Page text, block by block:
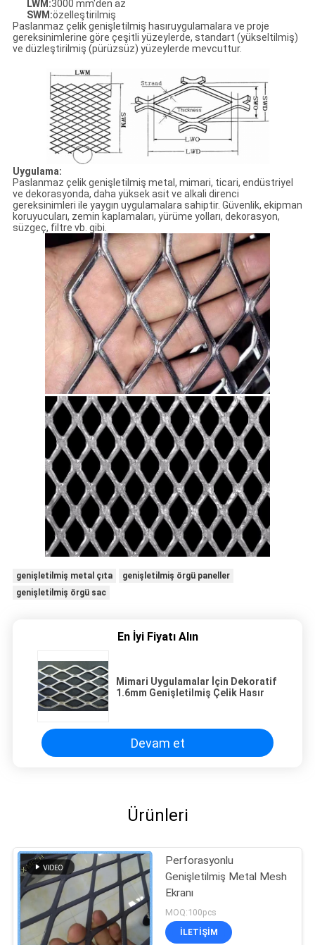
LWM:3000 mm'den az
SWM:özelleştirilmiş
Paslanmaz çelik genişletilmiş hasıruygulamalara ve proje
gereksinimlerine göre çeşitli yüzeylerde, standart (yükseltilmiş)
ve düzleştirilmiş (pürüzsüz) yüzeylerde mevcuttur.
Uygulama:
Paslanmaz çelik genişletilmiş metal, mimari, ticari, endüstriyel
ve dekorasyonda, daha yüksek asit ve alkali direnci
gereksinimleri ile yaygın uygulamalara sahiptir. Güvenlik, ekipman
koruyucuları, zemin kaplamaları, yürüme yolları, dekorasyon,
süzgeç, filtre vb. gibi.
genişletilmiş metal çıta
genişletilmiş örgü paneller
genişletilmiş örgü sac
En İyi Fiyatı Alın
Mimari Uygulamalar İçin Dekoratif
1.6mm Genişletilmiş Çelik Hasır
Devam et
Ürünleri
Perforasyonlu
Genişletilmiş Metal Mesh
Ekranı
MOQ:100pcs
İLETIŞIM